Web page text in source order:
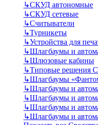
↳СКУД автономные
↳СКУД сетевые
↳Считыватели
↳Турникеты
↳Устройства для
↳Шлагбаумы и
↳Шлюзовые кабины
↳Типовые решения
↳Шлагбаумы
↳Шлагбаумы и
↳Шлагбаумы и
↳Шлагбаумы и
↳Шлагбаумы и